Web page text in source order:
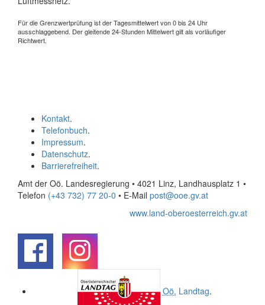
Für die Grenzwertprüfung ist der Tagesmittelwert von 0 bis 24 Uhr
ausschlaggebend. Der gleitende 24-Stunden Mittelwert gilt als vorläufiger
Richtwert.
Kontakt.
Telefonbuch.
Impressum.
Datenschutz.
Barrierefreiheit.
Amt der Oö. Landesregierung • 4021 Linz, Landhausplatz 1 •
Telefon (+43 732) 77 20-0 • E-Mail post@ooe.gv.at
www.land-oberoesterreich.gv.at
Oö. Landtag.